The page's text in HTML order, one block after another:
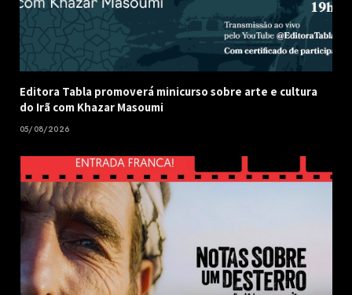
Editora Tabla promoverá minicurso sobre arte e cultura
do Irã com Khazar Masoumi
05/08/2026